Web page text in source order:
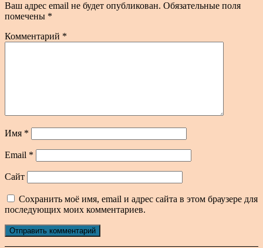
Ваш адрес email не будет опубликован. Обязательные поля
помечены *
Комментарий *
Имя *
Email *
Сайт
Сохранить моё имя, email и адрес сайта в этом браузере для
последующих моих комментариев.